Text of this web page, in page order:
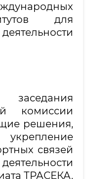
для
комиссии
решения,
связей
ТРАСЕКА.